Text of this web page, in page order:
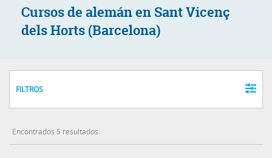
Cursos de alemán en Sant Vicenç
dels Horts (Barcelona)
FILTROS
Encontrados 5 resultados.